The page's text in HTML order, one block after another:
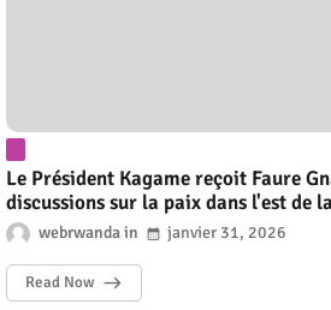
Le Président Kagame reçoit Faure
discussions sur la paix dans l'est de
webrwanda janvier 31, 2026
Read Now